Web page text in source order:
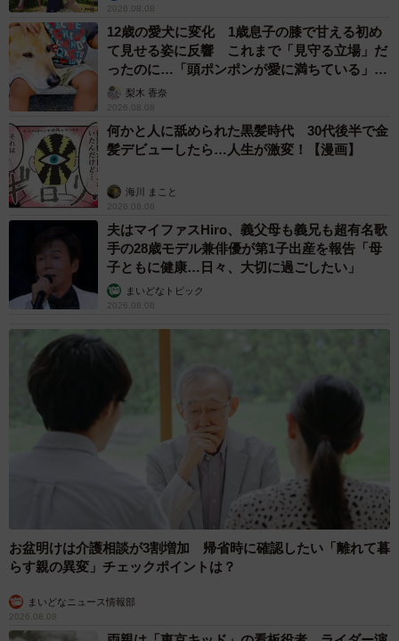
2026.08.08
12歳の愛犬に変化 1歳息子の膝で甘える初め
て見せる姿に反響 これまで「見守る立場」だ
ったのに…「頭ポンポンが愛に満ちている」
「尊…」
梨木 香奈
2026.08.08
何かと人に舐められた黒髪時代 30代後半で金
髪デビューしたら…人生が激変！【漫画】
海川 まこと
2026.08.08
夫はマイファスHiro、義父母も義兄も超有名歌
手の28歳モデル兼俳優が第1子出産を報告「母
子ともに健康…日々、大切に過ごしたい」
まいどなトピック
2026.08.08
お盆明けは介護相談が3割増加 帰省時に確認したい「離れて暮
らす親の異変」チェックポイントは？
まいどなニュース情報部
2026.08.08